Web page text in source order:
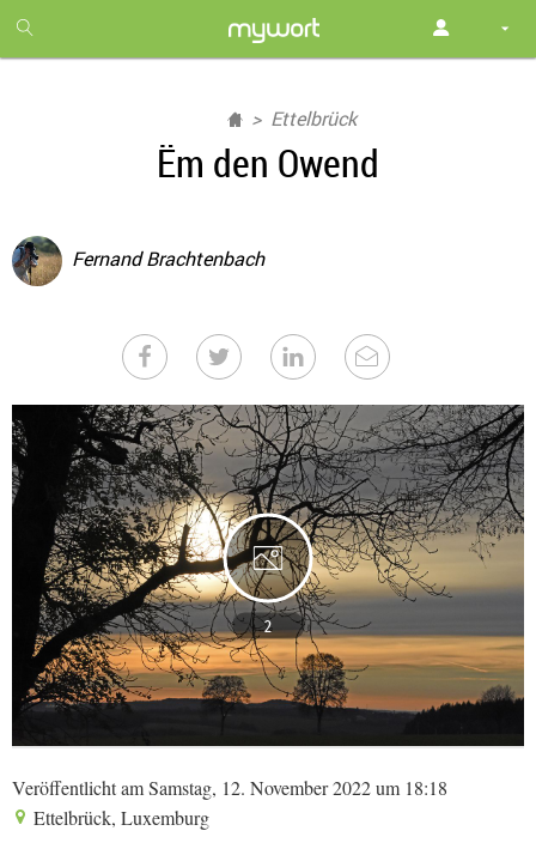
month
free
Ettelbrück
Ëm den Owend
Fernand Brachtenbach
2
Veröffentlicht am Samstag, 12. November 2022 um 18:18
Ettelbrück, Luxemburg